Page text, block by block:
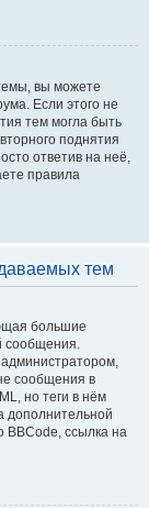
вы можете
Если этого не
тем могла быть
поднятия
ответив на неё,
правила
тем
большие
сообщения.
сообщения в
но теги в нём
дополнительной
BBCode, ссылка на